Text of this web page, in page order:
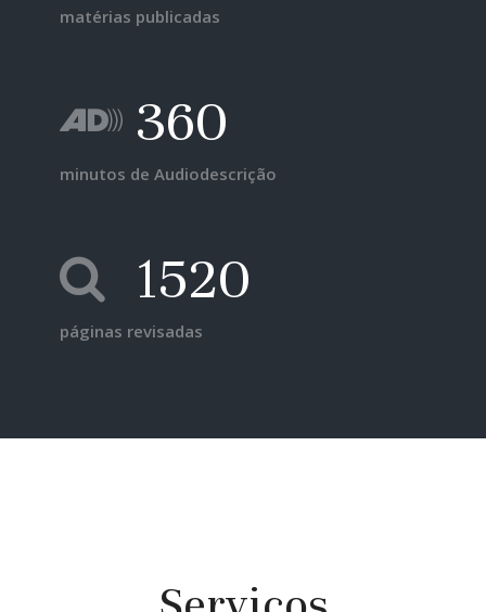
matérias publicadas
360
minutos de Audiodescrição
1520
páginas revisadas